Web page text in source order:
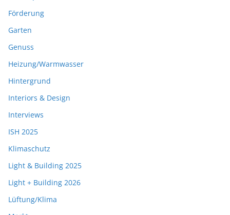
Förderung
Garten
Genuss
Heizung/Warmwasser
Hintergrund
Interiors & Design
Interviews
ISH 2025
Klimaschutz
Light & Building 2025
Light + Building 2026
Lüftung/Klima